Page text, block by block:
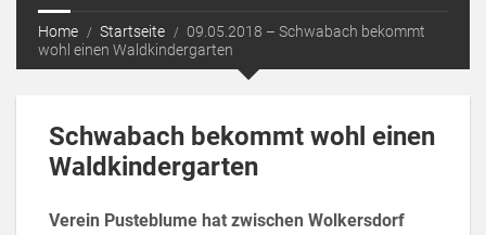
Home Startseite
09.05.2018 – Schwabach bekommt
wohl einen Waldkindergarten
Schwabach bekommt wohl einen
Waldkindergarten
Verein Pusteblume hat zwischen Wolkersdorf